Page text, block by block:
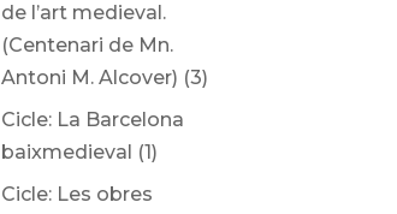
de l’art medieval.
(Centenari de Mn.
Antoni M. Alcover) (3)
Cicle: La Barcelona
baixmedieval (1)
Cicle: Les obres